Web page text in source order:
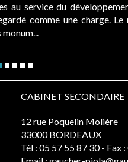
au service du
comme une charge.
CABINET SECONDAIRE
12 rue Poquelin Molière
33000 BORDEAUX
Tél : 05 57 55 87 30 - Fax